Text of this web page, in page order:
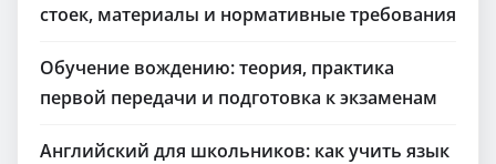
стоек, материалы и нормативные требования
Обучение вождению: теория, практика
первой передачи и подготовка к экзаменам
Английский для школьников: как учить язык